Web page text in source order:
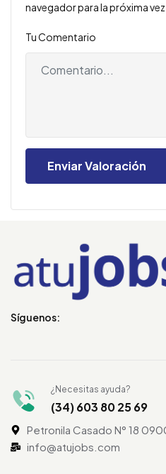
navegador para la próxima
Tu Comentario
Síguenos:
¿Necesitas ayuda?
(34) 603 80 25 69
Petronila Casado N° 18
info@atujobs.com